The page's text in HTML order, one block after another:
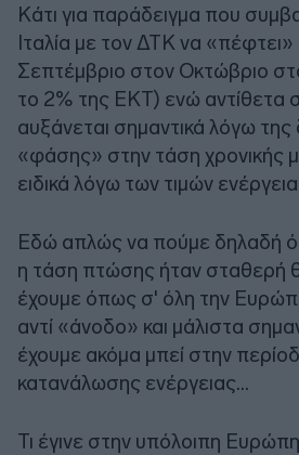
Κάτι για παράδειγμα που
Ιταλία με τον ΔΤΚ να
Σεπτέμβριο στον Οκτώβριο
το 2% της ΕΚΤ) ενώ αντίθετα
αυξάνεται σημαντικά λόγω
«φάσης» στην τάση χρονικής
ειδικά λόγω των τιμών
Εδώ απλώς να πούμε δηλαδή
η τάση πτώσης ήταν σταθερή
έχουμε όπως σ' όλη την
αντί «άνοδο» και μάλιστα
έχουμε ακόμα μπεί στην
κατανάλωσης ενέργειας...
Τι έγινε στην υπόλοιπη